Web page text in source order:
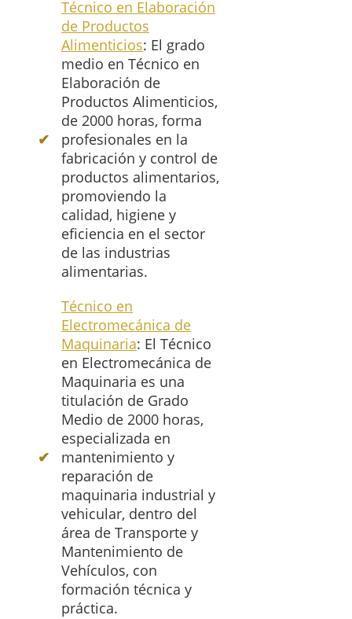
Técnico en Elaboración
de Productos
Alimenticios: El grado
medio en Técnico en
Elaboración de
Productos Alimenticios,
de 2000 horas, forma
profesionales en la
fabricación y control de
productos alimentarios,
promoviendo la
calidad, higiene y
eficiencia en el sector
de las industrias
alimentarias.
Técnico en
Electromecánica de
Maquinaria: El Técnico
en Electromecánica de
Maquinaria es una
titulación de Grado
Medio de 2000 horas,
especializada en
mantenimiento y
reparación de
maquinaria industrial y
vehicular, dentro del
área de Transporte y
Mantenimiento de
Vehículos, con
formación técnica y
práctica.